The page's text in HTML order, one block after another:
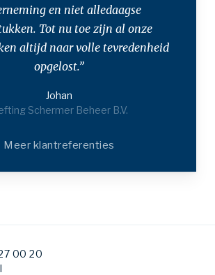
en niet alledaagse
Tot nu toe zijn al onze
altijd naar volle tevredenheid
opgelost.”
Johan
Schermer Beheer B.V.
Meer klantreferenties
00 20